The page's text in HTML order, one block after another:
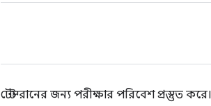
টেস্ট রানের জন্য পরীক্ষার পরিবেশ প্রস্তুত করে।